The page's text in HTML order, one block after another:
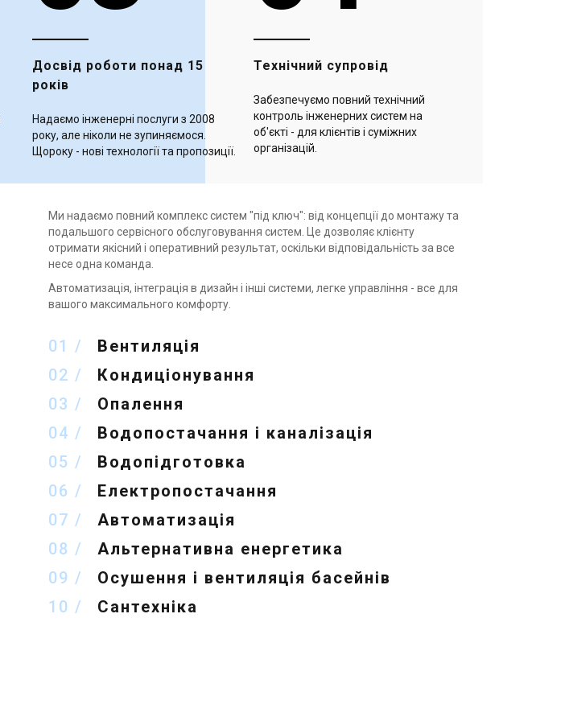
Досвід роботи понад 15
років
Надаємо інженерні послуги з 2008
року, але ніколи не зупиняємося.
Щороку - нові технології та пропозиції.
Технічний супровід
Забезпечуємо повний технічний
контроль інженерних систем на
об'єкті - для клієнтів і суміжних
організацій.
Ми надаємо повний комплекс систем "під ключ": від концепції до монтажу та
подальшого сервісного обслуговування систем. Це дозволяє клієнту
отримати якісний і оперативний результат, оскільки відповідальність за все
несе одна команда.
Автоматизація, інтеграція в дизайн і інші системи, легке управління - все для
вашого максимального комфорту.
01
Вентиляція
02
Кондиціонування
03
Опалення
04
Водопостачання і каналізація
05
Водопідготовка
06
Електропостачання
07
Автоматизація
08
Альтернативна енергетика
09
Осушення і вентиляція басейнів
10
Сантехніка